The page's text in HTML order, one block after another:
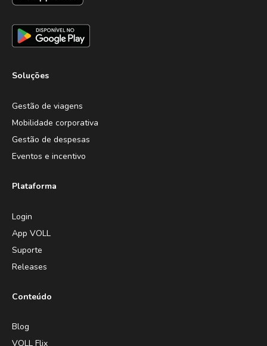
Soluções
Gestão de viagens
Mobilidade corporativa
Gestão de despesas
Eventos e incentivo
Plataforma
Login
App VOLL
Suporte
Releases
Conteúdo
Blog
VOLL Flix